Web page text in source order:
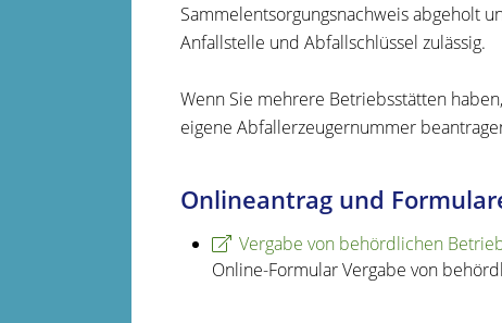
Sammelentsorgungsnachweis abgeholt
Anfallstelle und Abfallschlüssel zulässig.
Wenn Sie mehrere Betriebsstätten
eigene Abfallerzeugernummer
Onlineantrag und
Vergabe von behördlichen
Online-Formular Vergabe von